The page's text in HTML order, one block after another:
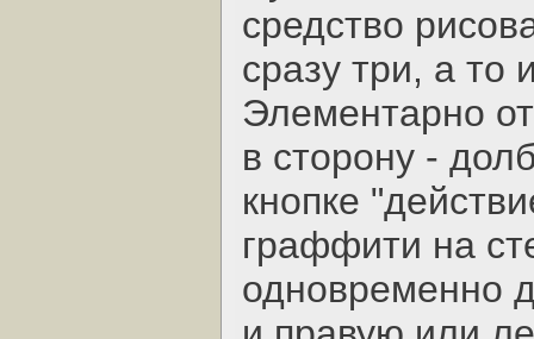
средство
сразу три, а то
Элементарно
в сторону -
кнопке
граффити на
одновременно